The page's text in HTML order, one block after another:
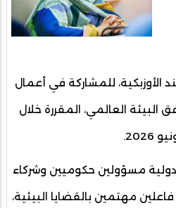
للمشاركة في أعمال
البيئة العالمي، المقررة خلال
مسؤولين حكوميين وشركاء
مهتمين بالقضايا البيئية،